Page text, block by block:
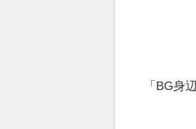
「BG身